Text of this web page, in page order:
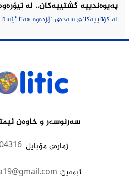
په‌یوه‌ندییه‌ گشتییه‌كان.. له‌
له‌ كۆتاییه‌كانی سه‌ده‌ی نۆزده‌وه‌ هه‌تا ئێستا
سەرنوسەر و خاوەن
ژمارەى مۆبایل
:ئیمەیڵ